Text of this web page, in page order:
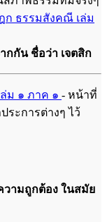
ก ธรรมสังคณี เล่ม
กกัน ชื่อว่า เจตสิก
ม ๑ ภาค ๑ - หน้าที่
ระการต่างๆ ไว้
วามถูกต้อง ในสมัย